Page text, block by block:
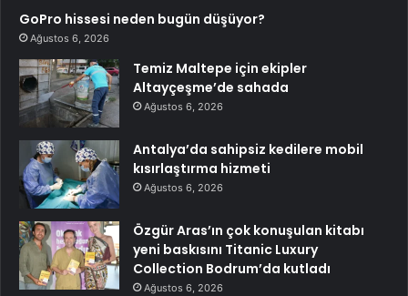
GoPro hissesi neden bugün düşüyor?
Ağustos 6, 2026
Temiz Maltepe için ekipler
Altayçeşme’de sahada
Ağustos 6, 2026
Antalya’da sahipsiz kedilere mobil
kısırlaştırma hizmeti
Ağustos 6, 2026
Özgür Aras’ın çok konuşulan kitabı
yeni baskısını Titanic Luxury
Collection Bodrum’da kutladı
Ağustos 6, 2026